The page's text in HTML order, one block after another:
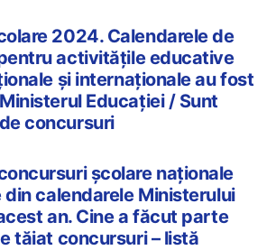
2024. Calendarele de
activitățile educative
și internaționale au fost
Educației / Sunt
concursuri
școlare naționale
calendarele Ministerului
an. Cine a făcut parte
tăiat concursuri – listă